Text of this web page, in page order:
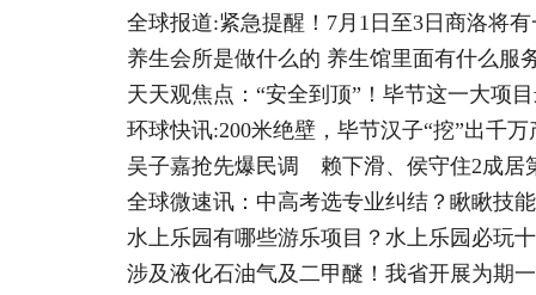
全球报道:紧急提醒！7月1日至3日商洛将
养生会所是做什么的 养生馆里面有什么服
天天观焦点：“安全到顶”！毕节这一大项
环球快讯:200米绝壁，毕节汉子“挖”出千万
吴子嘉抢先爆民调 赖下滑、侯守住2成居
全球微速讯：中高考选专业纠结？瞅瞅技
水上乐园有哪些游乐项目？水上乐园必玩
涉及液化石油气及二甲醚！我省开展为期